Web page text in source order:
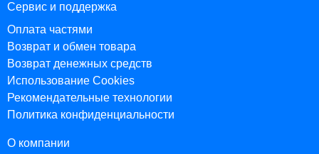
Сервис и поддержка
Оплата частями
Возврат и обмен товара
Возврат денежных средств
Использование Cookies
Рекомендательные технологии
Политика конфиденциальности
О компании